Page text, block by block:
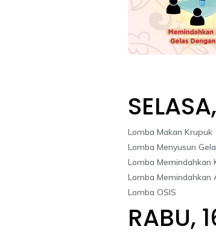
Lomba Makan Krupuk
Lomba Menyusun
Lomba Memindahkan
Lomba Memindahkan
Lomba OSIS
RABU,